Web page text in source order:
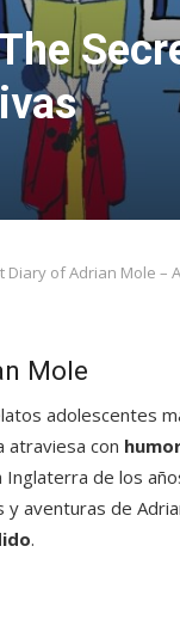
Diary of Adrian Mole –
Mole
adolescentes
atraviesa con
de los
aventuras de
.